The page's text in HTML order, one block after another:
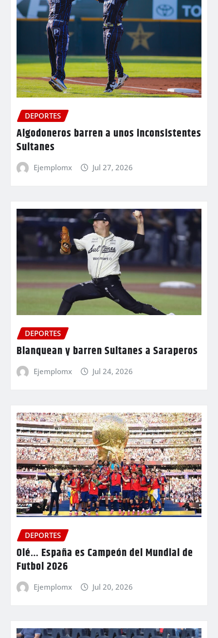
DEPORTES
Algodoneros barren a unos inconsistentes
Sultanes
Ejemplomx Jul 27, 2026
DEPORTES
Blanquean y barren Sultanes a Saraperos
Ejemplomx Jul 24, 2026
DEPORTES
Olé… España es Campeón del Mundial de
Futbol 2026
Ejemplomx Jul 20, 2026